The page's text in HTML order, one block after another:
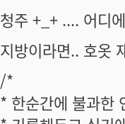
청주 +_+ .... 어디
지방이라면.. 호옷
/*
* 한순간에 불과한